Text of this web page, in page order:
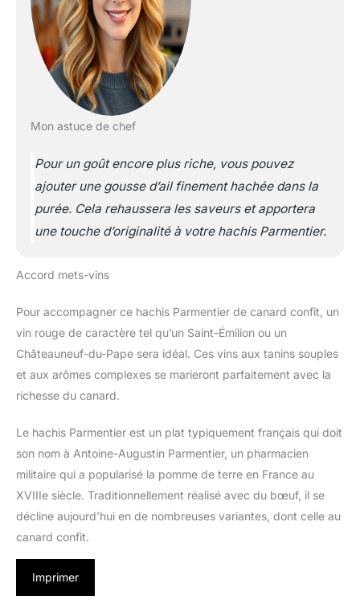
Mon astuce de chef
Pour un goût encore plus riche, vous pouvez
ajouter une gousse d’ail finement hachée dans la
purée. Cela rehaussera les saveurs et apportera
une touche d’originalité à votre hachis Parmentier.
Accord mets-vins
Pour accompagner ce hachis Parmentier de canard confit, un
vin rouge de caractère tel qu’un Saint-Émilion ou un
Châteauneuf-du-Pape sera idéal. Ces vins aux tanins souples
et aux arômes complexes se marieront parfaitement avec la
richesse du canard.
Le hachis Parmentier est un plat typiquement français qui doit
son nom à Antoine-Augustin Parmentier, un pharmacien
militaire qui a popularisé la pomme de terre en France au
XVIIIe siècle. Traditionnellement réalisé avec du bœuf, il se
décline aujourd’hui en de nombreuses variantes, dont celle au
canard confit.
Imprimer